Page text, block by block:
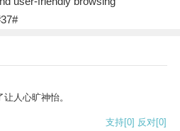
人心旷神怡。
支持[0] 反对[0]